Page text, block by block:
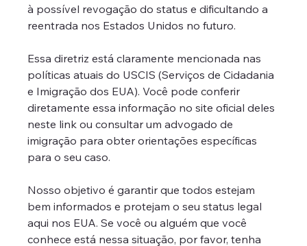
à possível revogação do status e dificultando a
reentrada nos Estados Unidos no futuro.
Essa diretriz está claramente mencionada nas
políticas atuais do USCIS (Serviços de Cidadania
e Imigração dos EUA). Você pode conferir
diretamente essa informação no site oficial deles
neste link ou consultar um advogado de
imigração para obter orientações específicas
para o seu caso.
Nosso objetivo é garantir que todos estejam
bem informados e protejam o seu status legal
aqui nos EUA. Se você ou alguém que você
conhece está nessa situação, por favor, tenha